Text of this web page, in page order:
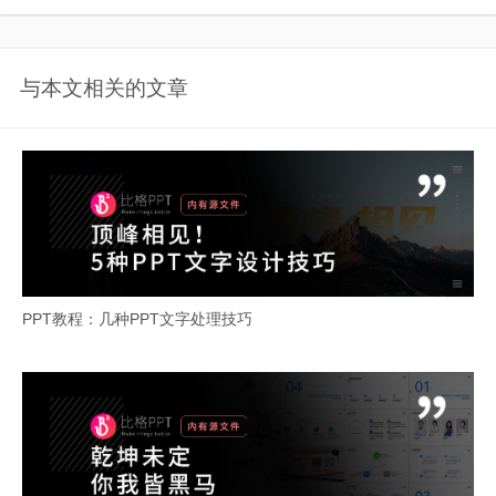
与本文相关的文章
PPT教程：几种PPT文字处理技巧